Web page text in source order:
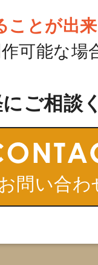
ことが出
可能な場
ご相談
お問い合わ